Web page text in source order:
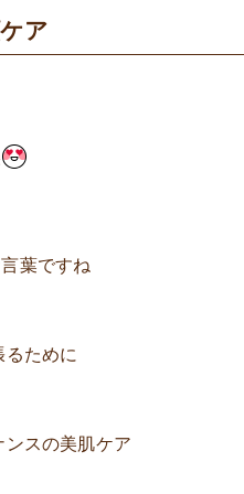
ア
葉ですね
るために
ンスの美肌ケア